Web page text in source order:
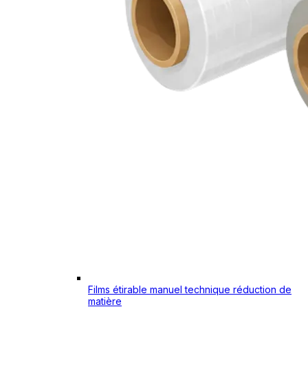
Films étirable manuel technique réduction de
matière